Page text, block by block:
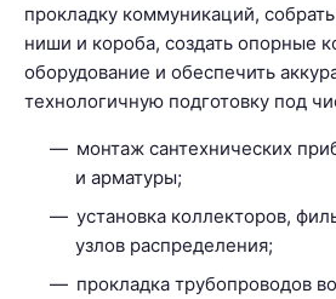
прокладку коммуникаций,
ниши и короба, создать опорные
оборудование и обеспечить
технологичную подготовку под
монтаж сантехнических
и арматуры;
установка коллекторов,
узлов распределения;
прокладка трубопроводов